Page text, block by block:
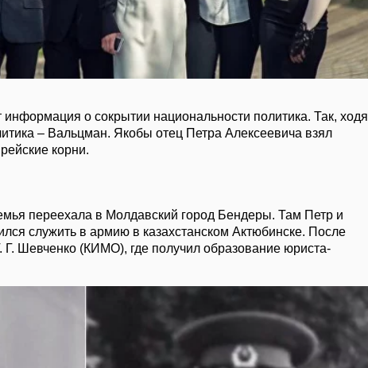
о сокрытии национальности политика. Так, ходя
– Вальцман. Якобы отец Петра Алексеевича взял
корни.
переехала в Молдавский город Бендеры. Там Петр и
служить в армию в казахстанском Актюбинске. После
Шевченко (КИМО), где получил образование юриста-